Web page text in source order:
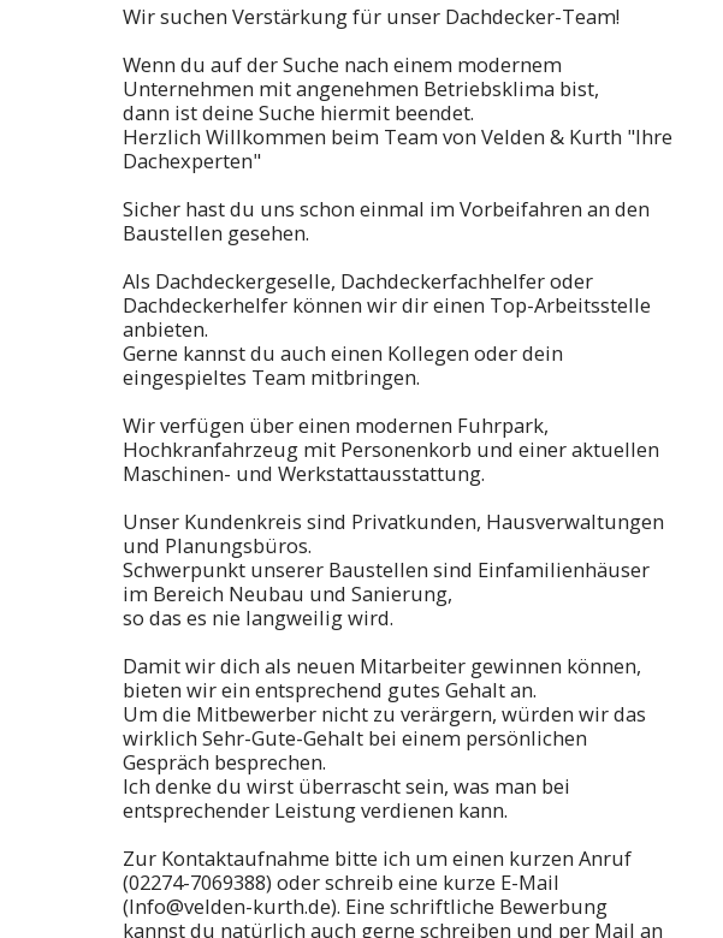
Wir suchen Verstärkung für unser Dachdecker-Team!
Wenn du auf der Suche nach einem modernem
Unternehmen mit angenehmen Betriebsklima bist,
dann ist deine Suche hiermit beendet.
Herzlich Willkommen beim Team von Velden & Kurth "Ihre
Dachexperten"
Sicher hast du uns schon einmal im Vorbeifahren an den
Baustellen gesehen.
Als Dachdeckergeselle, Dachdeckerfachhelfer oder
Dachdeckerhelfer können wir dir einen Top-Arbeitsstelle
anbieten.
Gerne kannst du auch einen Kollegen oder dein
eingespieltes Team mitbringen.
Wir verfügen über einen modernen Fuhrpark,
Hochkranfahrzeug mit Personenkorb und einer aktuellen
Maschinen- und Werkstattausstattung.
Unser Kundenkreis sind Privatkunden, Hausverwaltungen
und Planungsbüros.
Schwerpunkt unserer Baustellen sind Einfamilienhäuser
im Bereich Neubau und Sanierung,
so das es nie langweilig wird.
Damit wir dich als neuen Mitarbeiter gewinnen können,
bieten wir ein entsprechend gutes Gehalt an.
Um die Mitbewerber nicht zu verärgern, würden wir das
wirklich Sehr-Gute-Gehalt bei einem persönlichen
Gespräch besprechen.
Ich denke du wirst überrascht sein, was man bei
entsprechender Leistung verdienen kann.
Zur Kontaktaufnahme bitte ich um einen kurzen Anruf
(02274-7069388) oder schreib eine kurze E-Mail
(Info@velden-kurth.de). Eine schriftliche Bewerbung
kannst du natürlich auch gerne schreiben und per Mail an